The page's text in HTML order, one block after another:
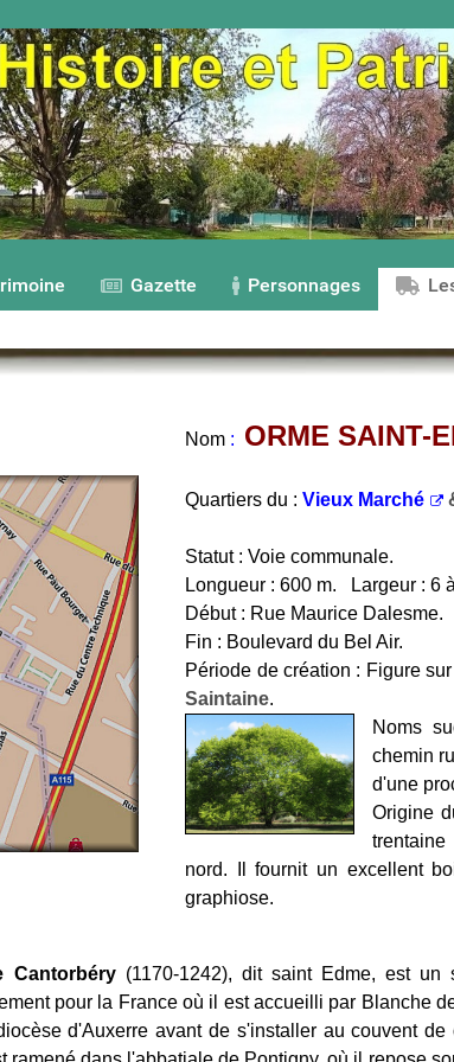
Gazette Personnages
Nom : ORME SAINT-
Quartiers du :Vieux Marché
Statut : Voie communale.
Longueur : 600 m. Largeur : 6
Début : Rue Maurice Dalesme.
Fin : Boulevard du Bel Air.
Période de création : Figure
Saintaine.
Noms
chemin
d'une
Origine
nord. Il fournit un excellent
graphiose.
Cantorbéry(1170-1242), dit saint Edme, est un
pour la France où il est accueilli par Blanche
d'Auxerre avant de s'installer au couvent